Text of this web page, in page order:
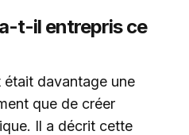
t-il entrepris ce
davantage une
que de créer
Il a décrit cette